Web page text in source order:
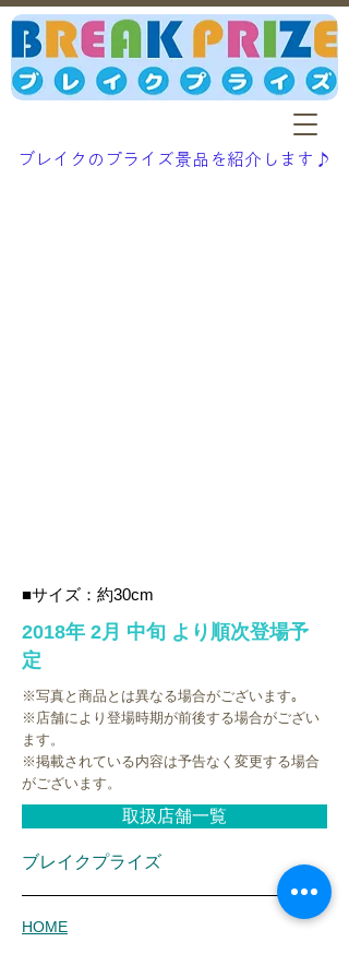
ブレイクのプライズ景品を紹介します♪
■サイズ：約30cm
2018年 2月 中旬 より順次登場予
定
※写真と商品とは異なる場合がございます｡
※店舗により登場時期が前後する場合がござい
ます。
※掲載されている内容は予告なく変更する場合
がございます。
取扱店舗一覧
ブレイクプライズ
HOME